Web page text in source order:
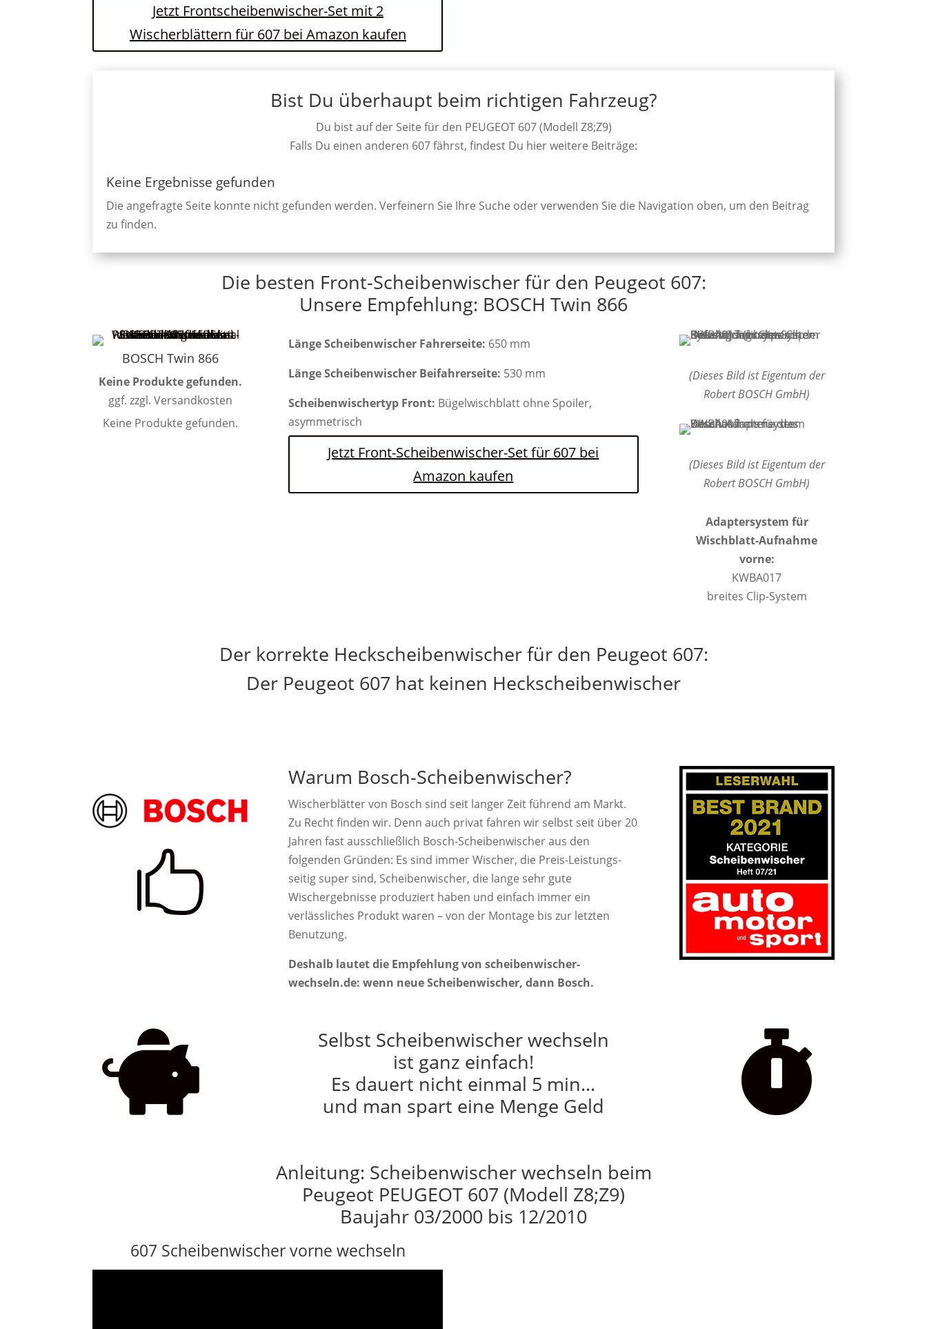
Jetzt Frontscheibenwischer-Set mit 2
Wischerblättern für 607 bei Amazon kaufen
Bist Du überhaupt beim richtigen Fahrzeug?
Du bist auf der Seite für den PEUGEOT 607 (Modell Z8;Z9)
Falls Du einen anderen 607 fährst, findest Du hier weitere Beiträge:
Keine Ergebnisse gefunden
Die angefragte Seite konnte nicht gefunden werden. Verfeinern Sie Ihre Suche oder verwenden Sie die Navigation oben, um den Beitrag
zu finden.
Die besten Front-Scheibenwischer für den Peugeot 607:
Unsere Empfehlung: BOSCH Twin 866
BOSCH Twin 866
Keine Produkte gefunden.
ggf. zzgl. Versandkosten
Keine Produkte gefunden.
Länge Scheibenwischer Fahrerseite: 650 mm
Länge Scheibenwischer Beifahrerseite: 530 mm
Scheibenwischertyp Front: Bügelwischblatt ohne Spoiler,
asymmetrisch
Jetzt Front-Scheibenwischer-Set für 607 bei
Amazon kaufen
(Dieses Bild ist Eigentum der
Robert BOSCH GmbH)
(Dieses Bild ist Eigentum der
Robert BOSCH GmbH)
Adaptersystem für
Wischblatt-Aufnahme
vorne:
KWBA017
breites Clip-System
Der korrekte Heckscheibenwischer für den Peugeot 607:
Der Peugeot 607 hat keinen Heckscheibenwischer

Warum Bosch-Scheibenwischer?
Wischerblätter von Bosch sind seit langer Zeit führend am Markt.
Zu Recht finden wir. Denn auch privat fahren wir selbst seit über 20
Jahren fast ausschließlich Bosch-Scheibenwischer aus den
folgenden Gründen: Es sind immer Wischer, die Preis-Leistungs-
seitig super sind, Scheibenwischer, die lange sehr gute
Wischergebnisse produziert haben und einfach immer ein
verlässliches Produkt waren – von der Montage bis zur letzten
Benutzung.
Deshalb lautet die Empfehlung von scheibenwischer-
wechseln.de: wenn neue Scheibenwischer, dann Bosch.

Selbst Scheibenwischer wechseln
ist ganz einfach!
Es dauert nicht einmal 5 min…
und man spart eine Menge Geld

Anleitung: Scheibenwischer wechseln beim
Peugeot PEUGEOT 607 (Modell Z8;Z9)
Baujahr 03/2000 bis 12/2010
607 Scheibenwischer vorne wechseln